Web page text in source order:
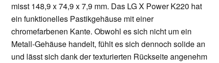
misst 148,9 x 74,9 x 7,9 mm. Das LG X Power K220 hat
ein funktionelles Pastikgehäuse mit einer
chromefarbenen Kante. Obwohl es sich nicht um ein
Metall-Gehäuse handelt, fühlt es sich dennoch solide an
und lässt sich dank der texturierten Rückseite angenehm